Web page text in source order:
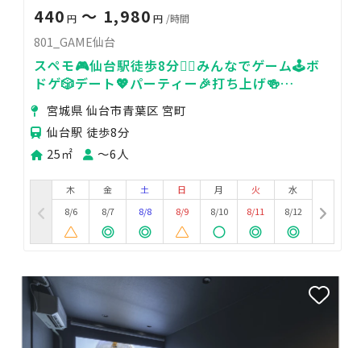
440 円〜 1,980 円 /時間
801_GAME仙台
スペモ🎮️仙台駅徒歩8分🚶‍♀️みんなでゲーム🕹️ボ
ドゲ🎲デート💖パーティー🎉打ち上げ🍻
801_GAME仙台
宮城県 仙台市青葉区 宮町
仙台駅 徒歩8分
25㎡
〜6人
木
8/6
金
8/7
土
8/8
日
8/9
月
8/10
火
8/11
水
8/12